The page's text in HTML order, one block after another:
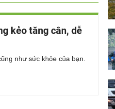
kẻo tăng cân, dễ
như sức khỏe của bạn.